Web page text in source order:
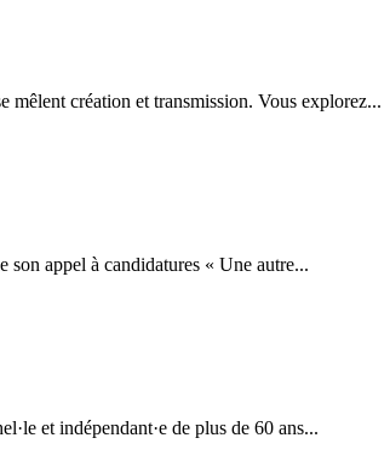
création et transmission. Vous explorez...
appel à candidatures « Une autre...
et indépendant·e de plus de 60 ans...